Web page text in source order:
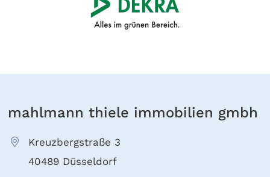
mahlmann thiele immobilien gmbh
Kreuzbergstraße 3
40489 Düsseldorf